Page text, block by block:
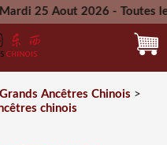
Aout 2026 - Toutes les
Aout 2026
Grands Ancêtres Chinois >
chinois